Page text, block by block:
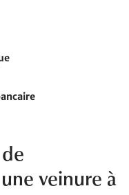
veinure à